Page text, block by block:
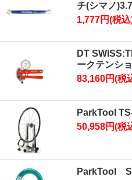
チ(シマノ
1,777円(税
DT
ークテンシ
83,160円(税
ParkTool
50,958円(税
ParkTool